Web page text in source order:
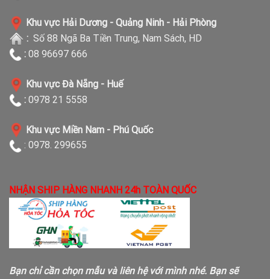
Khu vực Hải Dương - Quảng Ninh - Hải Phòng
: Số 88 Ngã Ba Tiền Trung, Nam Sách, HD
: 08 96697 666
Khu vực Đà Nẵng - Huế
: 0978 21 5558
Khu vực Miền Nam - Phú Quốc
: 0978. 299655
NHẬN SHIP HÀNG NHANH 24h TOÀN QUỐC
Bạn chỉ cần chọn mẫu và liên hệ với mình nhé. Bạn sẽ